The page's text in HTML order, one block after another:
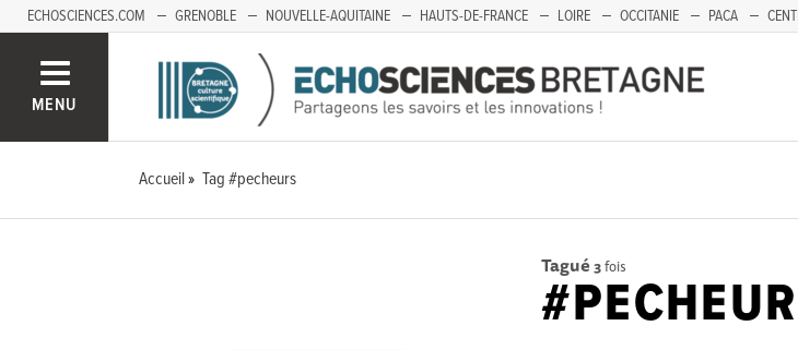
ECHOSCIENCES.COM GRENOBLE NOUVELLE-AQUITAINE HAUTS-DE-FRANCE LOIRE OCCITANIE PACA
MENU
Accueil Tag #pecheurs
Tagué 3fois